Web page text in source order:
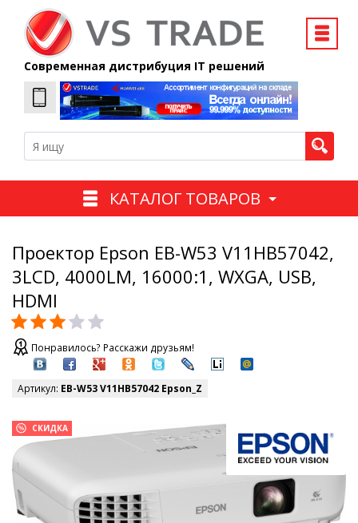
Современная дистрибуция IT решений
КАТАЛОГ ТОВАРОВ
Проектор Epson EB-W53 V11HB57042,
3LCD, 4000LM, 16000:1, WXGA, USB,
HDMI
Понравилось? Расскажи друзьям!
Артикул: EB-W53 V11HB57042 Epson_Z
СКИДКА